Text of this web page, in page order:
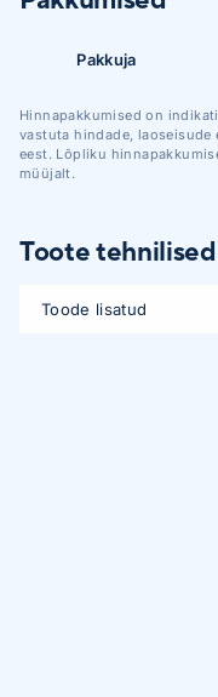
Pakkuja
Hinnapakkumised on
vastuta hindade,
eest. Lõpliku
müüjalt.
Toote
Toode lisatud